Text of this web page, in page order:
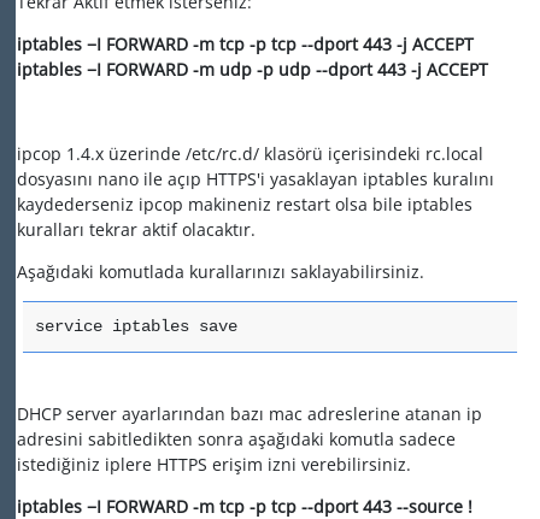
iptables −I FORWARD -m tcp -p tcp --dport 443 -j ACCEPT
iptables −I FORWARD -m udp -p udp --dport 443 -j ACCEPT
ipcop 1.4.x üzerinde /etc/rc.d/ klasörü içerisindeki rc.local
dosyasını nano ile açıp HTTPS'i yasaklayan iptables kuralını
kaydederseniz ipcop makineniz restart olsa bile iptables
kuralları tekrar aktif olacaktır.
Aşağıdaki komutlada kurallarınızı saklayabilirsiniz.
service iptables save
DHCP server ayarlarından bazı mac adreslerine atanan ip
adresini sabitledikten sonra aşağıdaki komutla sadece
istediğiniz iplere HTTPS erişim izni verebilirsiniz.
iptables −I FORWARD -m tcp -p tcp --dport 443 --source !